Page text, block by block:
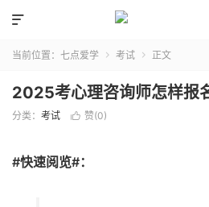

当前位置： 七点爱学  考试  正文
2025考心理咨询师怎样报
分类： 考试  赞(0)
#快速阅览#：